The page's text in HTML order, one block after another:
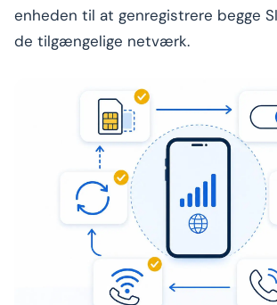
enheden til at genregistrere begge
de tilgængelige netværk.